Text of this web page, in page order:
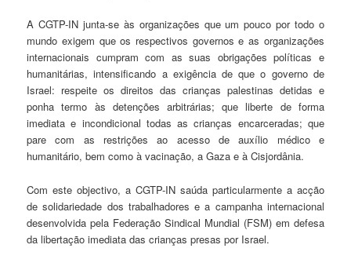
A CGTP-IN junta-se às organizações que um pouco por todo o
mundo exigem que os respectivos governos e as organizações
internacionais cumpram com as suas obrigações políticas e
humanitárias, intensificando a exigência de que o governo de
Israel: respeite os direitos das crianças palestinas detidas e
ponha termo às detenções arbitrárias; que liberte de forma
imediata e incondicional todas as crianças encarceradas; que
pare com as restrições ao acesso de auxílio médico e
humanitário, bem como à vacinação, a Gaza e à Cisjordânia.
Com este objectivo, a CGTP-IN saúda particularmente a acção
de solidariedade dos trabalhadores e a campanha internacional
desenvolvida pela Federação Sindical Mundial (FSM) em defesa
da libertação imediata das crianças presas por Israel.